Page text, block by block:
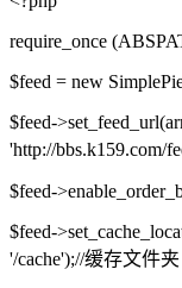
require_once
$feed = new
$feed-
'http://bbs.k159.com/
$feed-
$feed-
'/cache');//缓存文件夹